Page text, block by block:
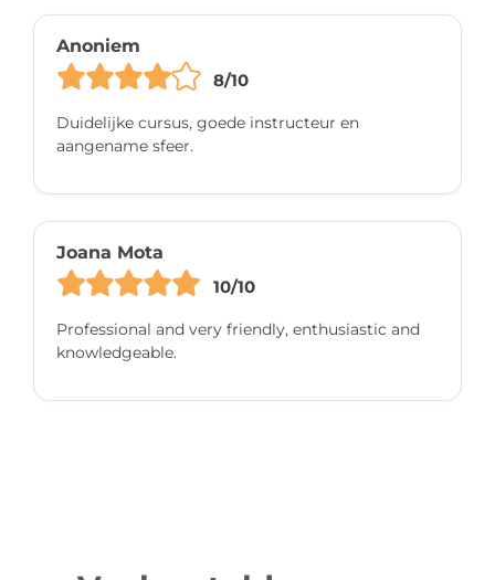
Anoniem
8/10
Duidelijke cursus, goede instructeur en
aangename sfeer.
Joana Mota
10/10
Professional and very friendly, enthusiastic and
knowledgeable.